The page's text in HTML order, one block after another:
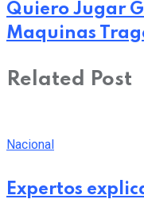
Quiero Jugar
Maquinas
Related Post
Nacional
Expertos